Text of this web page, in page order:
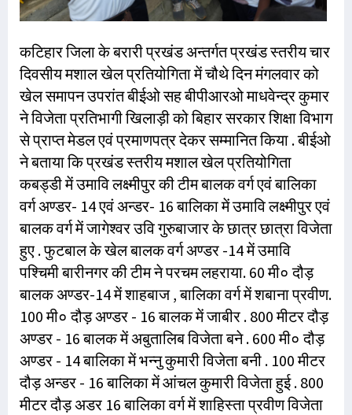
कटिहार जिला के बरारी प्रखंड अन्तर्गत प्रखंड स्तरीय चार
दिवसीय मशाल खेल प्रतियोगिता में चौथे दिन मंगलवार को
खेल समापन उपरांत बीईओ सह बीपीआरओ माधवेन्द्र कुमार
ने विजेता प्रतिभागी खिलाड़ी को बिहार सरकार शिक्षा विभाग
से प्राप्त मेडल एवं प्रमाणपत्र देकर सम्मानित किया . बीईओ
ने बताया कि प्रखंड स्तरीय मशाल खेल प्रतियोगिता
कबड्डी में उमावि लक्ष्मीपुर की टीम बालक वर्ग एवं बालिका
वर्ग अण्डर- 14 एवं अन्डर- 16 बालिका में उमावि लक्ष्मीपुर एवं
बालक वर्ग में जागेश्वर उवि गुरुबाजार के छात्र छात्रा विजेता
हुए . फुटबाल के खेल बालक वर्ग अण्डर -14 में उमावि
पश्चिमी बारीनगर की टीम ने परचम लहराया. 60 मी० दौड़
बालक अण्डर-14 में शाहबाज , बालिका वर्ग में शबाना प्रवीण.
100 मी० दौड़ अण्डर - 16 बालक में जाबीर . 800 मीटर दौड़
अण्डर - 16 बालक में अबुतालिब विजेता बने . 600 मी० दौड़
अण्डर - 14 बालिका में भन्नु कुमारी विजेता बनी . 100 मीटर
दौड़ अन्डर - 16 बालिका में आंचल कुमारी विजेता हुई . 800
मीटर दौड़ अडर 16 बालिका वर्ग में शाहिस्ता प्रवीण विजेता